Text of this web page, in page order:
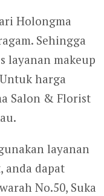
Holongma
Sehingga
layanan makeup
harga
Salon & Florist
layanan
anda dapat
No.50, Suka